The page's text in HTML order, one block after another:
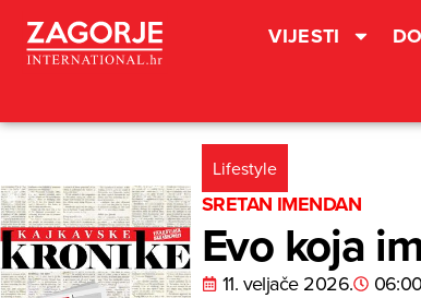
VIJESTI
Lifestyle
SRETAN IMENDAN
Evo koja
11. veljače 2026. 06:00